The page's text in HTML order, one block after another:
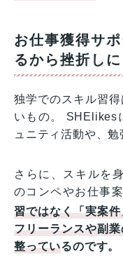
お仕事獲得サ
るから挫折し
独学でのスキル習
いもの。 SHElikes
ュニティ活動や、
さらに、スキルを
のコンペやお仕事
習ではなく「実案
フリーランスや副
整っているのです。